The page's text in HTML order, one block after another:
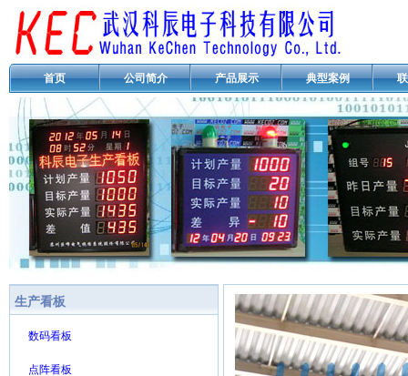
首页 公司简介 产品展示 典型案例
生产看板
数码看板
点阵看板